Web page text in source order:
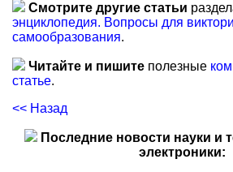
Смотрите другие статьи
энциклопедия. Вопросы для
самообразования.
Читайте и пишите полезные
статье.
<< Назад
Последние новости науки и
электроники: